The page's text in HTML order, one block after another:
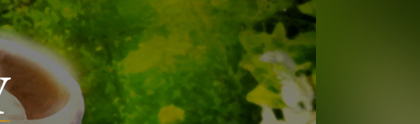
De organisatie van Scientology
Introductielezingen
Introductiefilms
Diensten voor beginners
De Componenten van Begrip
Oplossingen voor een Gevaarlijke
Omgeving
Assisten voor Ziektes en Verwondingen
Integriteit en Eerlijkheid